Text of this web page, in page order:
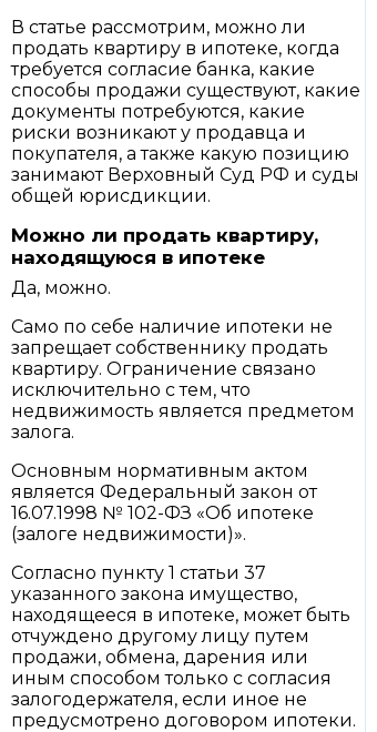
В статье рассмотрим, можно ли
продать квартиру в ипотеке, когда
требуется согласие банка, какие
способы продажи существуют, какие
документы потребуются, какие
риски возникают у продавца и
покупателя, а также какую позицию
занимают Верховный Суд РФ и суды
общей юрисдикции.
Можно ли продать квартиру,
находящуюся в ипотеке
Да, можно.
Само по себе наличие ипотеки не
запрещает собственнику продать
квартиру. Ограничение связано
исключительно с тем, что
недвижимость является предметом
залога.
Основным нормативным актом
является Федеральный закон от
16.07.1998 № 102-ФЗ «Об ипотеке
(залоге недвижимости)».
Согласно пункту 1 статьи 37
указанного закона имущество,
находящееся в ипотеке, может быть
отчуждено другому лицу путем
продажи, обмена, дарения или
иным способом только с согласия
залогодержателя, если иное не
предусмотрено договором ипотеки.